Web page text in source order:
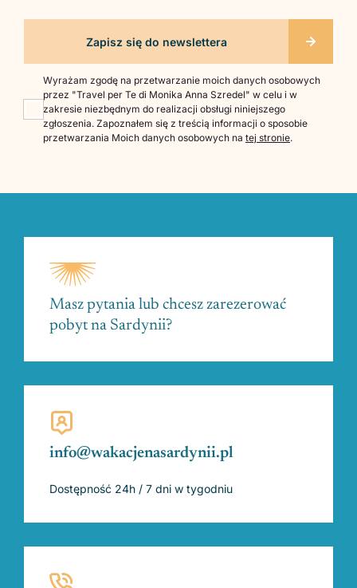
Wyrażam zgodę na przetwarzanie moich danych osobowych
przez "Travel per Te di Monika Anna Szredel" w celu i w
zakresie niezbędnym do realizacji obsługi niniejszego
zgłoszenia. Zapoznałem się z treścią informacji o sposobie
przetwarzania Moich danych osobowych na tej stronie.
Masz pytania lub chcesz zarezerować
pobyt na Sardynii?
info@wakacjenasardynii.pl
Dostępność 24h / 7 dni w tygodniu